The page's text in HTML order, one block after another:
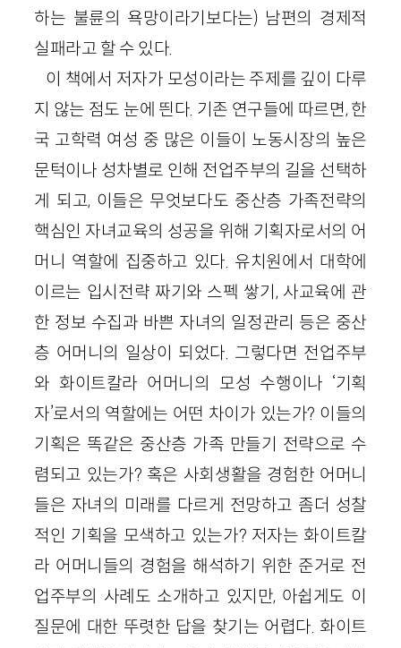
하는 불륜의 욕망이라기보다는) 남편의 경제적
실패라고 할 수 있다.
이 책에서 저자가 모성이라는 주제를 깊이 다루
지 않는 점도 눈에 띈다. 기존 연구들에 따르면, 한
국 고학력 여성 중 많은 이들이 노동시장의 높은
문턱이나 성차별로 인해 전업주부의 길을 선택하
게 되고, 이들은 무엇보다도 중산층 가족전략의
핵심인 자녀교육의 성공을 위해 기획자로서의 어
머니 역할에 집중하고 있다. 유치원에서 대학에
이르는 입시전략 짜기와 스펙 쌓기, 사교육에 관
한 정보 수집과 바쁜 자녀의 일정관리 등은 중산
층 어머니의 일상이 되었다. 그렇다면 전업주부
와 화이트칼라 어머니의 모성 수행이나 ‘기획
자’로서의 역할에는 어떤 차이가 있는가? 이들의
기획은 똑같은 중산층 가족 만들기 전략으로 수
렴되고 있는가? 혹은 사회생활을 경험한 어머니
들은 자녀의 미래를 다르게 전망하고 좀더 성찰
적인 기획을 모색하고 있는가? 저자는 화이트칼
라 어머니들의 경험을 해석하기 위한 준거로 전
업주부의 사례도 소개하고 있지만, 아쉽게도 이
질문에 대한 뚜렷한 답을 찾기는 어렵다. 화이트